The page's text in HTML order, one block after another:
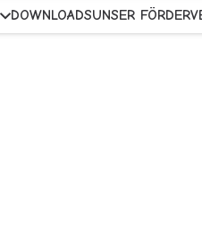
DOWNLOADSUNSER